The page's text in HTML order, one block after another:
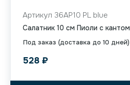
Под заказ (доставка до 10 дней)
Артикул 36AP10 PL blue
Салатник 10 см Пиоли с кантом
528 ₽